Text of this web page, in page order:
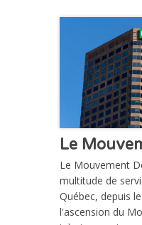
Le
Le Mouvement
multitude de
Québec, depuis
l'ascension du